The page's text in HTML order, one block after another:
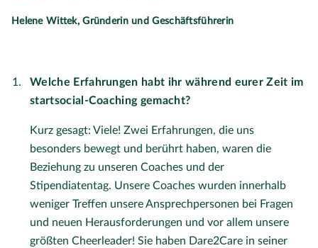
Helene Wittek, Gründerin und Geschäftsführerin
Welche Erfahrungen habt ihr während eurer Zeit im
startsocial-Coaching gemacht?
Kurz gesagt: Viele! Zwei Erfahrungen, die uns
besonders bewegt und berührt haben, waren die
Beziehung zu unseren Coaches und der
Stipendiatentag. Unsere Coaches wurden innerhalb
weniger Treffen unsere Ansprechpersonen bei Fragen
und neuen Herausforderungen und vor allem unsere
größten Cheerleader! Sie haben Dare2Care in seiner